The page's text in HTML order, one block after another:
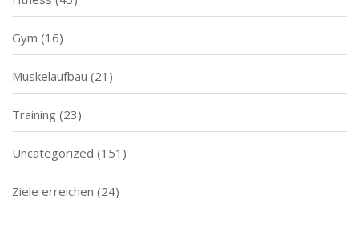
Gym (16)
Muskelaufbau (21)
Training (23)
Uncategorized (151)
Ziele erreichen (24)